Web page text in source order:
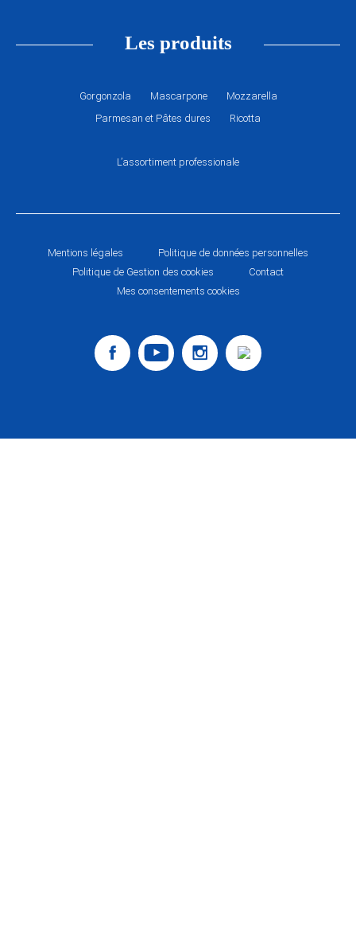
Les produits
Gorgonzola Mascarpone
Mozzarella
Parmesan et Pâtes dures
Ricotta
L’assortiment professionale
Mentions légales
Politique de données personnelles
Politique de Gestion des cookies
Contact
Mes consentements cookies
Galbani
surFacebook
Galbani
surYoutube
Galbani
surInstagram
Contact